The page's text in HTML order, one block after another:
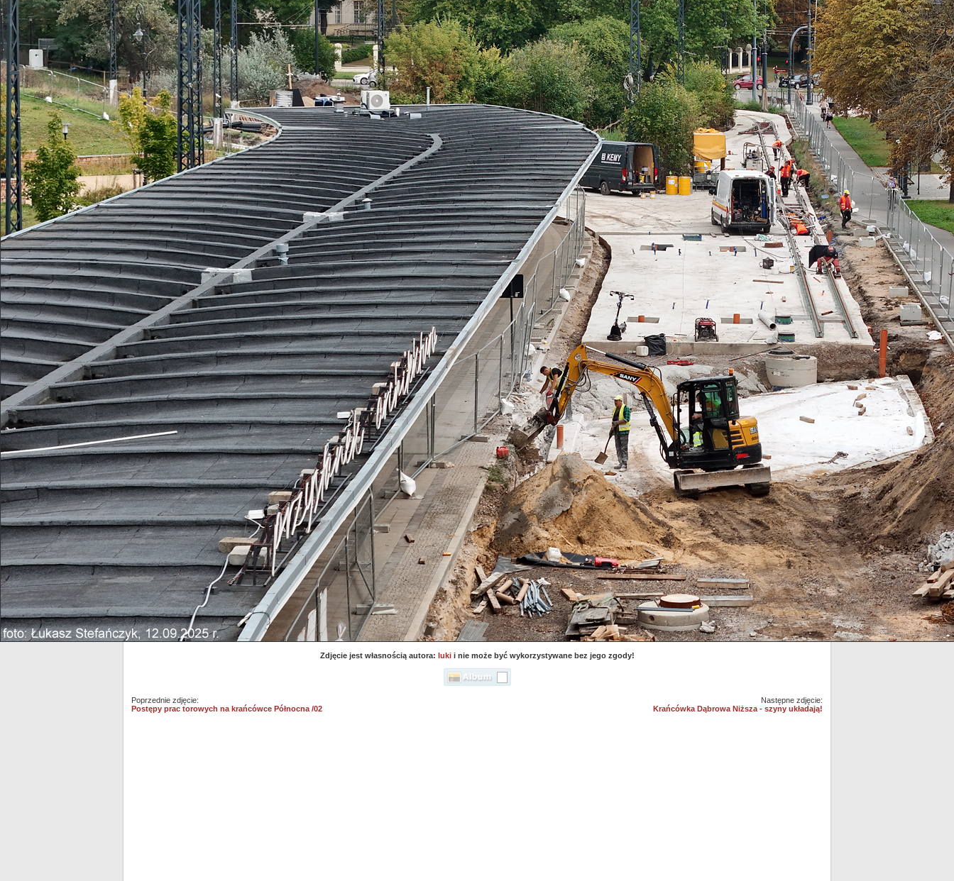
Zdjęcie jest własnością autora: lukii nie może być wykorzystywane bez jego zgody!
Poprzednie zdjęcie:
Postępy prac torowych na krańcówce Północna /02
Następne zdjęcie:
Krańcówka Dąbrowa Niższa - szyny układają!